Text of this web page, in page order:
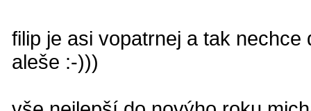
filip je asi vopatrnej a tak
aleše :-)))